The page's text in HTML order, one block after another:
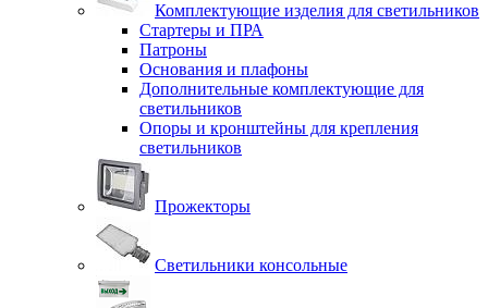
Комплектующие изделия для светильников
Стартеры и ПРА
Патроны
Основания и плафоны
Дополнительные комплектующие для
светильников
Опоры и кронштейны для крепления
светильников
Прожекторы
Светильники консольные